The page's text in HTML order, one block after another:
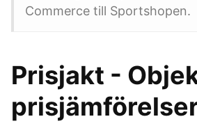
Commerce till Sportshopen.
Prisjakt -